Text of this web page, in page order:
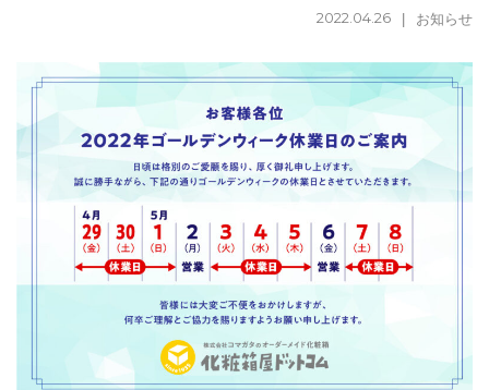
実績紹介
箱の形状
お問合せ
「印刷あり」お見積り
「印刷なし」お見積り
サンプル請求
2022.04.26 お知らせ